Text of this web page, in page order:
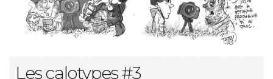
Les calotypes #3